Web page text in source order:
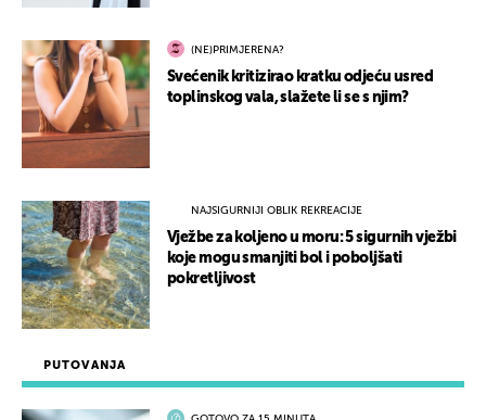
PUTOVANJA
(NE)PRIMJERENA?
Svećenik kritizirao kratku odjeću usred
toplinskog vala, slažete li se s njim?
NAJSIGURNIJI OBLIK REKREACIJE
Vježbe za koljeno u moru: 5 sigurnih vježbi
koje mogu smanjiti bol i poboljšati
pokretljivost